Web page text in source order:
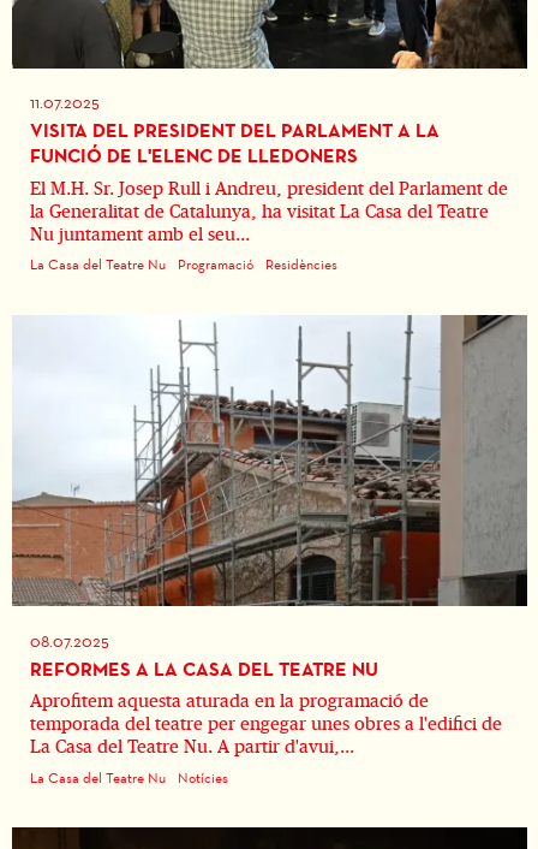
11.07.2025
VISITA DEL PRESIDENT DEL PARLAMENT A LA
FUNCIÓ DE L'ELENC DE LLEDONERS
El M.H. Sr. Josep Rull i Andreu, president del Parlament de
la Generalitat de Catalunya, ha visitat La Casa del Teatre
Nu juntament amb el seu...
La Casa del Teatre Nu Programació Residències
08.07.2025
REFORMES A LA CASA DEL TEATRE NU
Aprofitem aquesta aturada en la programació de
temporada del teatre per engegar unes obres a l'edifici de
La Casa del Teatre Nu. A partir d'avui,...
La Casa del Teatre Nu Notícies